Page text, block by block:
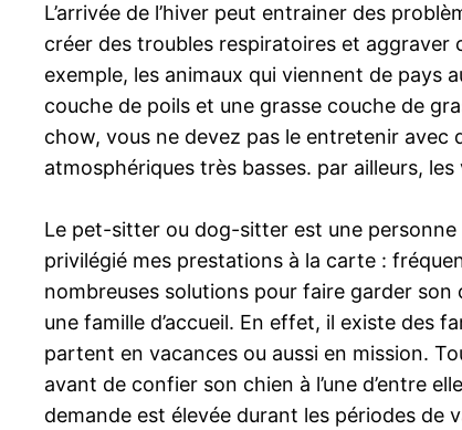
L’arrivée de l’hiver peut entrainer des
créer des troubles respiratoires et aggraver
exemple, les animaux qui viennent de pays
couche de poils et une grasse couche de
chow, vous ne devez pas le entretenir avec
atmosphériques très basses. par ailleurs,
Le pet-sitter ou dog-sitter est une
privilégié mes prestations à la carte :
nombreuses solutions pour faire garder son
une famille d’accueil. En effet, il existe des
partent en vacances ou aussi en mission.
avant de confier son chien à l’une d’entre
demande est élevée durant les périodes de